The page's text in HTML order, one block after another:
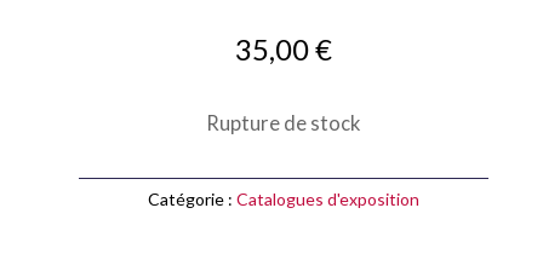
35,00€
Rupture de stock
Catégorie : Catalogues d'exposition